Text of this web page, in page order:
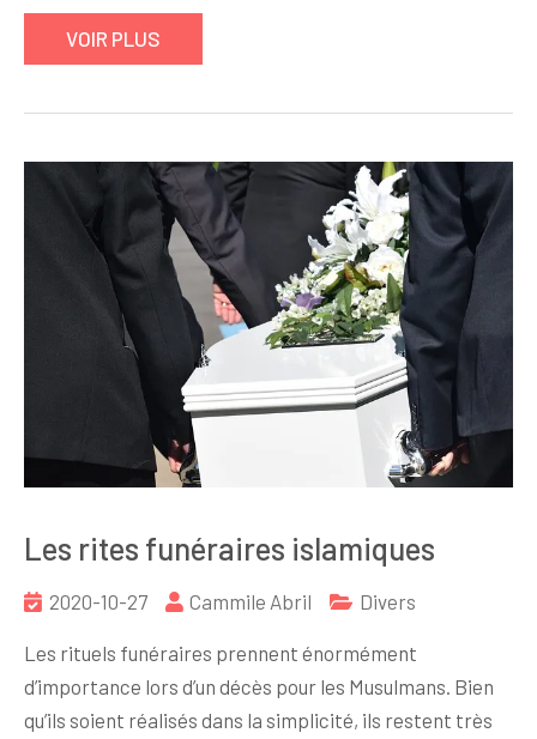
VOIR PLUS
Les rites funéraires islamiques
2020-10-27 Cammile Abril Divers
Les rituels funéraires prennent énormément
d’importance lors d’un décès pour les Musulmans. Bien
qu’ils soient réalisés dans la simplicité, ils restent très